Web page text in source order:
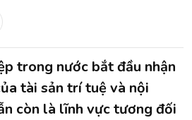
trong nước bắt đầu nhận
tài sản trí tuệ và nội
còn là lĩnh vực tương đối